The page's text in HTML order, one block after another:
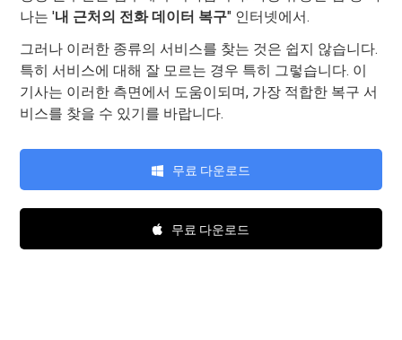
나는 '내 근처의 전화 데이터 복구" 인터넷에서.
그러나 이러한 종류의 서비스를 찾는 것은 쉽지 않습니다.
특히 서비스에 대해 잘 모르는 경우 특히 그렇습니다. 이
기사는 이러한 측면에서 도움이되며, 가장 적합한 복구 서
비스를 찾을 수 있기를 바랍니다.
무료 다운로드
무료 다운로드